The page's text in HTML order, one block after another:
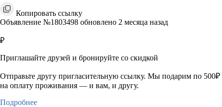
Копировать ссылку
Объявление №1803498 обновлено 2 месяца назад
₽
Приглашайте друзей и бронируйте со скидкой
Отправьте другу пригласительную ссылку. Мы подарим по 500₽
на оплату проживания — и вам, и другу.
Подробнее